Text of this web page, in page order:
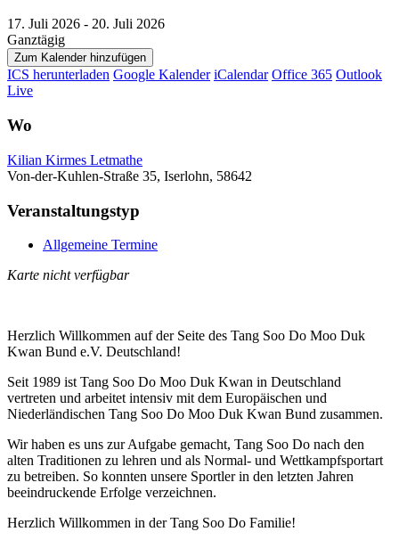
17. Juli 2026 - 20. Juli 2026
Ganztägig
Zum Kalender hinzufügen
ICS herunterladen Google Kalender iCalendar Office 365 Outlook
Live
Wo
Kilian Kirmes Letmathe
Von-der-Kuhlen-Straße 35, Iserlohn, 58642
Veranstaltungstyp
Allgemeine Termine
Karte nicht verfügbar
Herzlich Willkommen auf der Seite des Tang Soo Do Moo Duk
Kwan Bund e.V. Deutschland!
Seit 1989 ist Tang Soo Do Moo Duk Kwan in Deutschland
vertreten und arbeitet intensiv mit dem Europäischen und
Niederländischen Tang Soo Do Moo Duk Kwan Bund zusammen.
Wir haben es uns zur Aufgabe gemacht, Tang Soo Do nach den
alten Traditionen zu lehren und als Normal- und Wettkampfsportart
zu betreiben. So konnten unsere Sportler in den letzten Jahren
beeindruckende Erfolge verzeichnen.
Herzlich Willkommen in der Tang Soo Do Familie!